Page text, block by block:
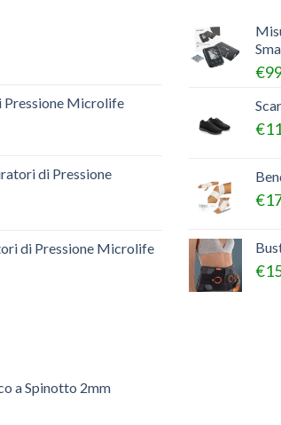
Microlife
di Pressione
di Pressione Microlife
€
€
€
€
a Spinotto 2mm